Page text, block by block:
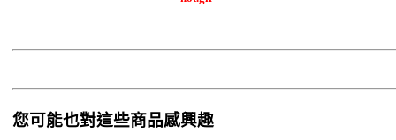
您可能也對這些商品感興趣